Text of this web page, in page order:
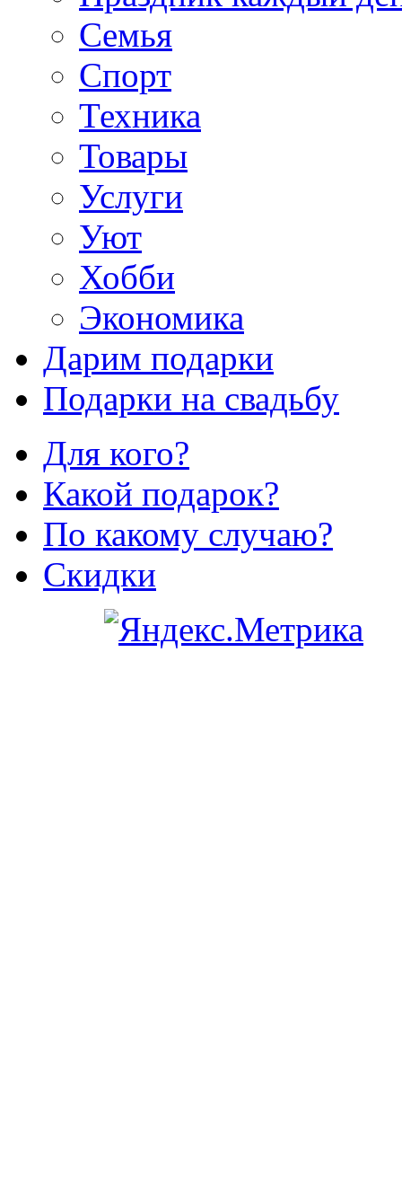
Семья
Спорт
Техника
Товары
Услуги
Уют
Хобби
Экономика
Дарим подарки
Подарки на свадьбу
Для кого?
Какой подарок?
По какому случаю?
Скидки